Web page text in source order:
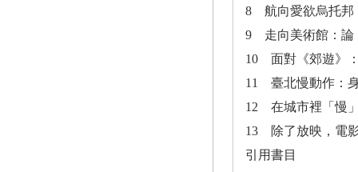
8 航向愛欲烏托邦
9 走向美術館：論
10 面對《郊遊》
11 臺北慢動作：
12 在城市裡「慢
13 除了放映，電
引用書目